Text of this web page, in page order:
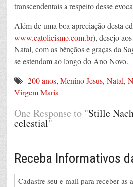
transcendentais a respeito desse
Além de uma boa apreciação desta
www.catolicismo.com.br), desejo
Natal, com as bênçãos e graças da
se estendam ao longo do Ano Novo.
200 anos, Menino Jesus, Natal,
Virgem Maria
One Response to "Stille
celestial"
Receba Informativos
Cadastre seu e-mail para receber as